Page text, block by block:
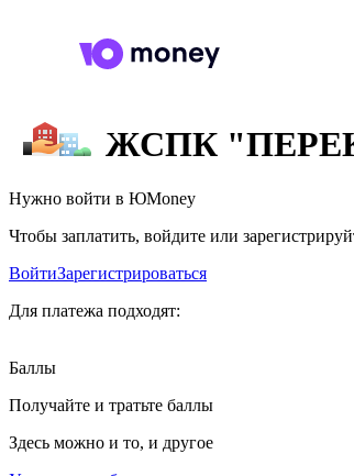
ЖСПК
Нужно войти в ЮMoney
Чтобы заплатить, войдите или
ВойтиЗарегистрироваться
Для платежа подходят:
Баллы
Получайте и тратьте баллы
Здесь можно и то, и другое